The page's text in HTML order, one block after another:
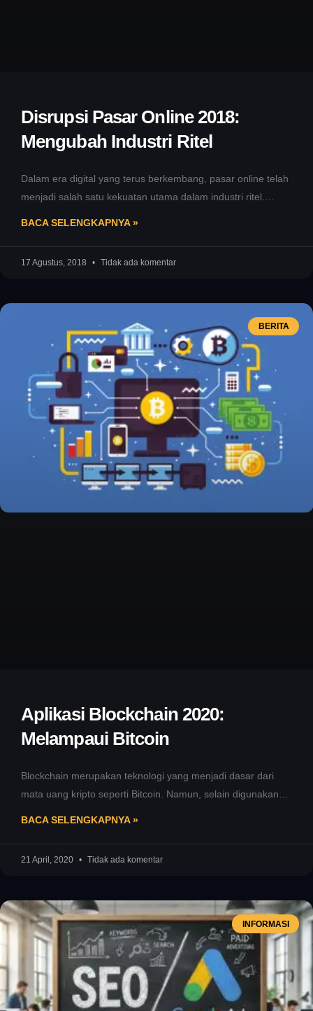
Disrupsi Pasar Online 2018:
Mengubah Industri Ritel
Dalam era digital yang terus berkembang, pasar online telah
menjadi salah satu kekuatan utama dalam industri ritel.
BACA SELENGKAPNYA »
17 Agustus, 2018 Tidak ada komentar
BERITA
Aplikasi Blockchain 2020:
Melampaui Bitcoin
Blockchain merupakan teknologi yang menjadi dasar dari
mata uang kripto seperti Bitcoin. Namun, selain digunakan
BACA SELENGKAPNYA »
21 April, 2020 Tidak ada komentar
INFORMASI